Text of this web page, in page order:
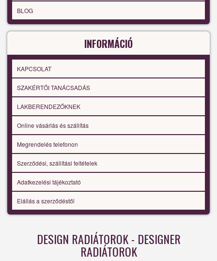
BLOG
INFORMÁCIÓ
KAPCSOLAT
SZAKÉRTŐI TANÁCSADÁS
LAKBERENDEZŐKNEK
Online vásárlás és szállítás
Megrendelés telefonon
Szerződési, szállítási feltételek
Adatkezelési tájékoztató
Elállás a szerződéstől
DESIGN RADIÁTOROK - DESIGNER
RADIÁTOROK